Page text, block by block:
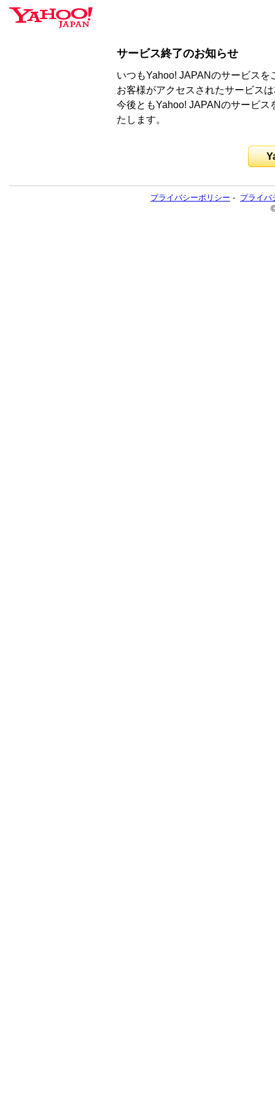
サービス終了のお知らせ
いつもYahoo! JAPANのサービス
お客様がアクセスされたサービス
今後ともYahoo! JAPANのサービ
たします。
プライバシーポリシー - プライバ